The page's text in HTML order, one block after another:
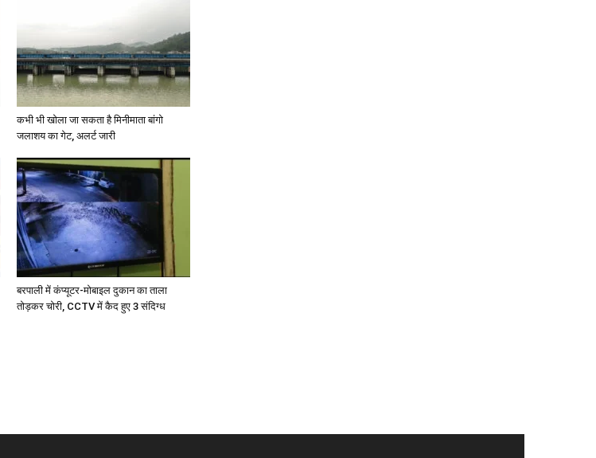
कभी भी खोला जा सकता है मिनीमाता बांगो
जलाशय का गेट, अलर्ट जारी
बरपाली में कंप्यूटर-मोबाइल दुकान का ताला
तोड़कर चोरी, CCTV में कैद हुए 3 संदिग्ध